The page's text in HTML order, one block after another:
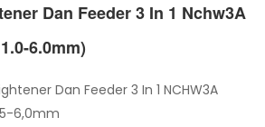
Dan Feeder 3 In 1 Nchw3A
6.0mm)
Dan Feeder 3 In 1 NCHW3A
6,0mm